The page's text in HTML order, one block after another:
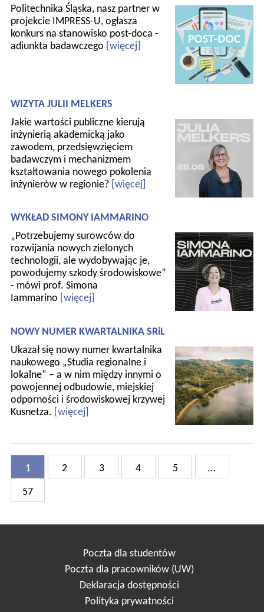
Politechnika Śląska, nasz partner w
projekcie IMPRESS-U, ogłasza
konkurs na stanowisko post-doca -
adiunkta badawczego [więcej]
WIZYTA JULII MELKERS
Jakie wartości publiczne kierują
inżynierią akademicką jako
zawodem, przedsięwzięciem
badawczym i mechanizmem
kształtowania nowego pokolenia
inżynierów w regionie? [więcej]
WYKŁAD SIMONY IAMMARINO
„Potrzebujemy surowców do
rozwijania nowych zielonych
technologii, ale wydobywając je,
powodujemy szkody środowiskowe”
- mówi prof. Simona
Iammarino [więcej]
NOWY NUMER KWARTALNIKA SRiL
Ukazał się nowy numer kwartalnika
naukowego „Studia regionalne i
lokalne” – a w nim między innymi o
powojennej odbudowie, miejskiej
odporności i środowiskowej krzywej
Kusnetza. [więcej]
1 2 3 4 5 ...
57
Poczta dla studentów
Poczta dla pracowników (UW)
Deklaracja dostępności
Polityka prywatności